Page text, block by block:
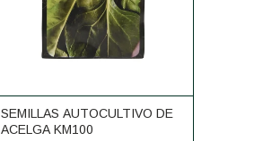
SEMILLAS AUTOCULTIVO DE
ACELGA KM100